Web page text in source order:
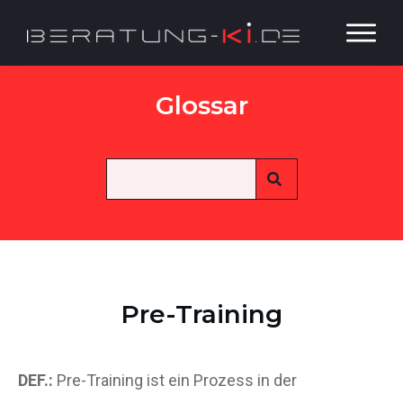
Glossar
Pre-Training
DEF.: Pre-Training ist ein Prozess in der